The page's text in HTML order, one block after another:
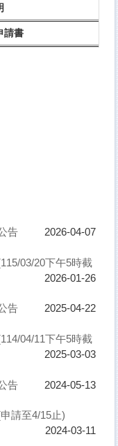
請書
告 2026-04-07
03/20下午5時截
2026-01-26
告 2025-04-22
04/11下午5時截
2025-03-03
告 2024-05-13
請至4/15止)
2024-03-11